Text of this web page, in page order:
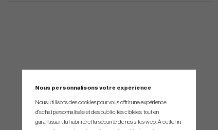
Nous personnalisons votre expérience
Nous utilisons des cookies pour vous offrir une expérience
d'achat personnalisée et des publicités ciblées, tout en
garantissant la fiabilité et la sécurité de nos sites web. À cette fin,